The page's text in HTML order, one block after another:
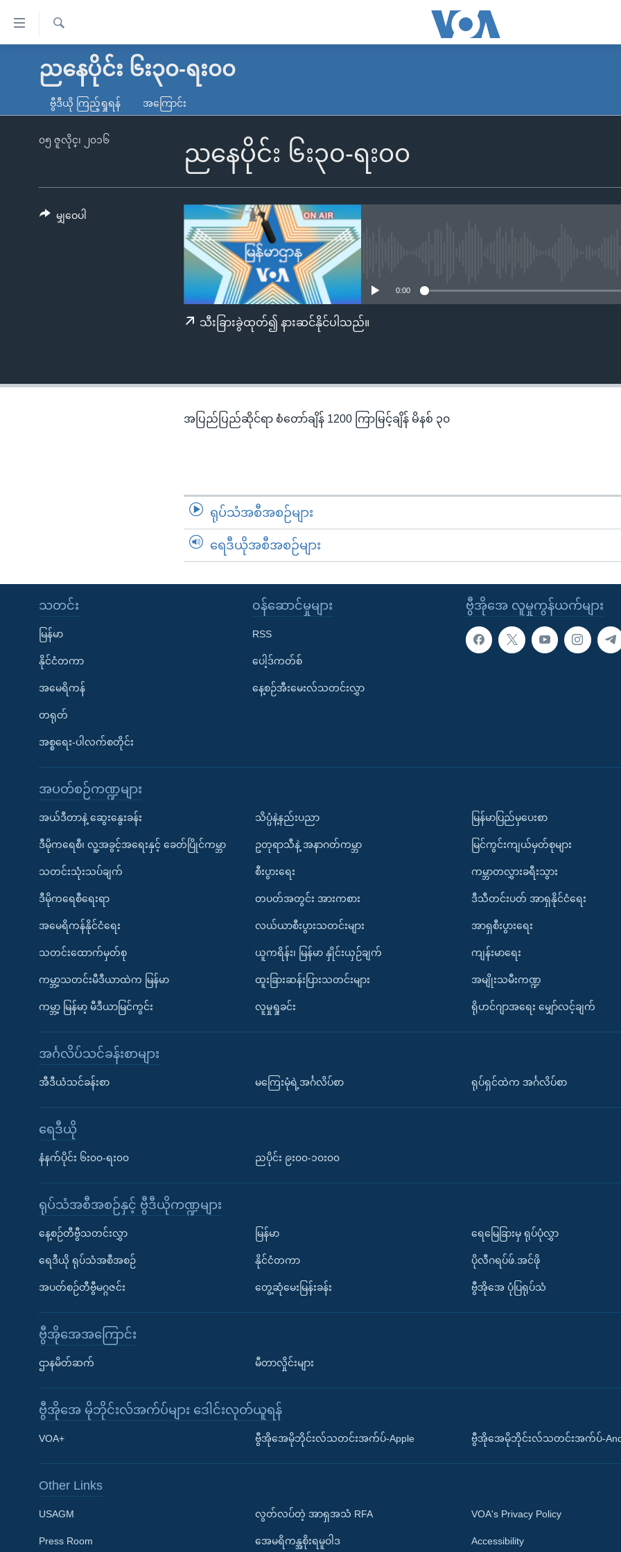
လွယ်ကူ
သည့်
ကျော်
မူလစာမျက်နှာ
ကမ္ဘာ့သတင်းများ
နိုင်ငံတကာ
တရုတ်
အစ္စရေး-ပါလက်စတိုင်း
ရပ်ဝန်းတခု လမ်းတခု အလွန်
အင်္ဂလိပ်စာလေ့လာမယ်
Learning English
ဘာသာစကားများ
ရ
လာ
ညနေပိုင်း ၆း၃၀-ရး၀၀
ဗွီဒီယို ကြည့်ရှုရန် အကြောင်း
ညနေပိုင်း ၆း၃၀-ရး၀၀
၀၅ ဇူလိုင္၊ ၂၀၁၆
0:00
သီးခြားခွဲထုတ်၍ နားဆင်နိုင်ပါသည်။
မျှဝေပါ
အပြည်ပြည်ဆိုင်ရာ စံတော်ချိန် 1200 ကြာမြင့်ချိန် မိနစ် ၃၀
ရုပ်သံအစီအစဉ်များ
ရေဒီယိုအစီအစဉ်များ
ဗွီအိုအေ လူမှုကွန်ယက်များ
သတင်း
မြန်မာ
နိုင်ငံတကာ
အမေရိကန်
တရုတ်
အစ္စရေး-ပါလက်စတိုင်း
၀န်ဆောင်မှုများ
RSS
ပေါ့ဒ်ကတ်စ်
နေ့စဉ်အီးမေးလ်သတင်းလွှာ
အပတ်စဉ်ကဏ္ဍများ
အယ်ဒီတာနဲ့ ဆွေးနွေးခန်း
ဒီမိုကရေစီ၊ လူ့အခွင့်အရေးနှင့် ခေတ်ပြိုင်ကမ္ဘာ
သတင်းသုံးသပ်ချက်
ဒီမိုကရေစီရေးရာ
အမေရိကန်နိုင်ငံရေး
သတင်းထောက်မှတ်စု
ကမ္ဘာ့သတင်းမီဒီယာထဲက မြန်မာ
ကမ္ဘာ့ မြန်မာ့ မီဒီယာမြင်ကွင်း
သိပ္ပံနဲ့နည်းပညာ
ဥတုရာသီနဲ့ အနာဂတ်ကမ္ဘာ
စီးပွားရေး
တပတ်အတွင်း အားကစား
လယ်ယာစီးပွားသတင်းများ
ယူကရိန်း၊ မြန်မာ နှိုင်းယှဉ်ချက်
ထူးခြားဆန်းပြားသတင်းများ
လူမှုရှုခင်း
မြန်မာပြည်မှပေးစာ
မြင်ကွင်းကျယ်မှတ်စုများ
ကမ္ဘာတလွှားခရီးသွား
ဒီသီတင်းပတ် အာရှနိုင်ငံရေး
အာရှစီးပွားရေး
ကျန်းမာရေး
အမျိုးသမီးကဏ္ဍ
ရိုဟင်ဂျာအရေး မျှော်လင့်ချက်
အင်္ဂလိပ်သင်ခန်းစာများ
အီဒီယံသင်ခန်းစာ မကြေးမုံရဲ့အင်္ဂလိပ်စာ ရုပ်ရှင်ထဲက အင်္ဂလိပ်စာ
ရေဒီယို
နံနက်ပိုင်း ၆း၀၀-ရး၀၀ ညပိုင်း ၉း၀၀-၁၀း၀၀
ရုပ်သံအစီအစဉ်နှင့် ဗွီဒီယိုကဏ္ဍများ
နေ့စဉ်တီဗွီသတင်းလွှာ
ရေဒီယို ရုပ်သံအစီအစဉ်
အပတ်စဉ်တီဗွီမဂ္ဂဇင်း
မြန်မာ
နိုင်ငံတကာ
တွေ့ဆုံမေးမြန်းခန်း
ရေမြေခြားမှ ရုပ်ပုံလွှာ
ပိုလီဂရပ်ဖ်.အင်ဖို
ဗွီအိုအေ ပုံပြရုပ်သံ
ဗွီအိုအေအကြောင်း
ဌာနမိတ်ဆက် မီတာလှိုင်းများ
ဗွီအိုအေ မိုဘိုင်းလ်အက်ပ်များ ဒေါင်းလုတ်ယူရန်
VOA+ ဗွီအိုအေမိုဘိုင်းလ်သတင်းအက်ပ်-Apple ဗွီအိုအေမိုဘိုင်းလ်သတင်းအက်ပ်-
Other Links
USAGM
Press Room
လွတ်လပ်တဲ့ အာရှအသံ RFA
အေမရိကန္အစိုးရမူဝါဒ
VOA's Privacy Policy
Accessibility